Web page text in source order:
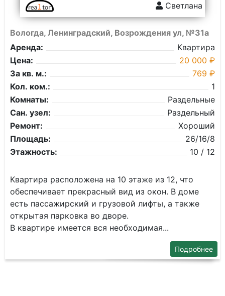
Светлана
Вологда, Ленинградский, Возрождения ул, №31а
Аренда:
Квартира
Цена:
20 000 ₽
За кв. м.:
769 ₽
Кол. ком.:
1
Комнаты:
Раздельные
Сан. узел:
Раздельный
Ремонт:
Хороший
Площадь:
26/16/8
Этажность:
10 / 12
Квартира расположена на 10 этаже из 12, что
обеспечивает прекрасный вид из окон. В доме
есть пассажирский и грузовой лифты, а также
открытая парковка во дворе.
В квартире имеется вся необходимая...
Подробнее